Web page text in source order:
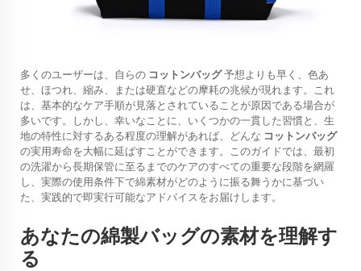
多くのユーザーは、自らの コットンバッグ予想よりも早く、色あ
せ、ほつれ、縮み、または硬直などの摩耗の兆候が現れます。これ
は、基本的なケア手順が見落とされていることが原因である場合が
多いです。しかし、幸いなことに、いくつかの一貫した習慣と、生
地の特性に対するある程度の理解があれば、どんな コットンバッグ
の実用寿命を大幅に延ばすことができます。このガイドでは、最初
の洗濯から長期保管に至るまでのケアのすべての重要な段階を網羅
し、実際の使用条件下で綿素材がどのように振る舞うかに基づい
た、実践的で即実行可能なアドバイスをお届けします。
あなたの綿製バッグの素材を理解す
る